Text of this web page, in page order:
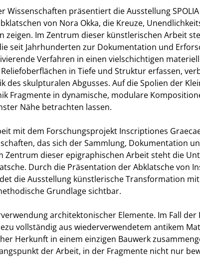
Wissenschaften präsentiert die Ausstellung
von Nora Okka, die Kreuze,
zeigen. Im Zentrum dieser künstlerischen Arbeit
seit Jahrhunderten zur Dokumentation und
Verfahren in einen vielschichtigen
in Tiefe und Struktur erfassen,
des skulpturalen Abgusses. Auf die Spolien der
Fragmente in dynamische, modulare
Nähe betrachten lassen.
mit dem Forschungsprojekt Inscriptiones
das sich der Sammlung, Dokumentation
Zentrum dieser epigraphischen Arbeit steht die
Durch die Präsentation der Abklatsche von
die Ausstellung künstlerische Transformation
Grundlage sichtbar.
architektonischer Elemente. Im Fall
vollständig aus wiederverwendetem antikem
Herkunft in einem einzigen Bauwerk
der Arbeit, in der Fragmente nicht nur